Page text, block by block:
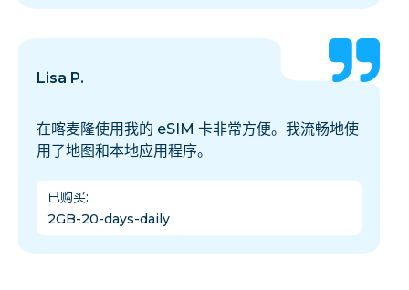
Lisa P.
在喀麦隆使用我的 eSIM 卡非常方便。我流畅地使
用了地图和本地应用程序。
已购买:
2GB-20-days-daily